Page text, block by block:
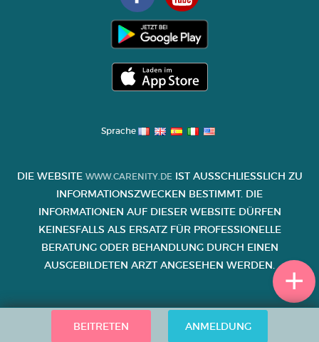
BEITRETEN ANMELDUNG
Sprache
DIE WEBSITE WWW.CARENITY.DEIST AUSSCHLIESSLICH ZU I
NFORMATIONSZWECKEN BESTIMMT. DIE I
NFORMATIONEN AUF DIESER WEBSITE DÜRFEN K
EINESFALLS ALS ERSATZ FÜR PROFESSIONELLE B
ERATUNG ODER BEHANDLUNG DURCH EINEN A
USGEBILDETEN ARZT ANGESEHEN WERDEN.